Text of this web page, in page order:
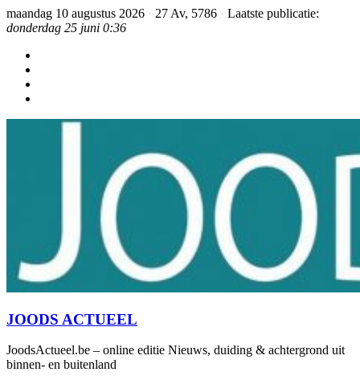
maandag 10 augustus 2026 · 27 Av, 5786 · Laatste publicatie:
donderdag 25 juni 0:36
JOODS ACTUEEL
JoodsActueel.be – online editie Nieuws, duiding & achtergrond uit
binnen- en buitenland